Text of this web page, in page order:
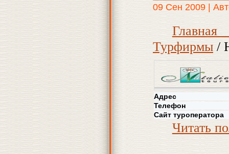
09 Сен 2009 |
Турфирмы /
Адрес
Телефон
Сайт туроператора
Читать